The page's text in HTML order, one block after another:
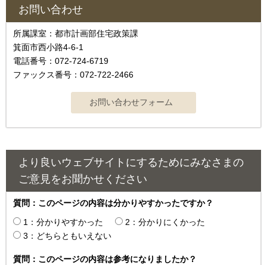
お問い合わせ
所属課室：都市計画部住宅政策課
箕面市西小路4-6-1
電話番号：072-724-6719
ファックス番号：072-722-2466
より良いウェブサイトにするためにみなさまの
ご意見をお聞かせください
質問：このページの内容は分かりやすかったですか？
1：分かりやすかった
2：分かりにくかった
3：どちらともいえない
質問：このページの内容は参考になりましたか？